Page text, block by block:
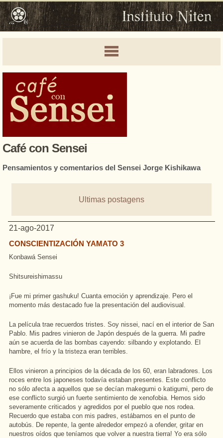
Café con Sensei
Pensamientos y comentarios del Sensei Jorge Kishikawa
Ultimas postagens
21-ago-2017
CONSCIENTIZACIÓN YAMATO 3
Konbawá Sensei
Shitsureishimassu
¡Fue mi primer gashuku! Cuanta emoción y aprendizaje. Pero el
momento más destacado fue la presentación del audiovisual.
La película trae recuerdos tristes. Soy nissei, nací en el interior de San
Pablo. Mis padres vinieron de Japón después de la guerra. Mi padre
aún se acuerda de las bombas cayendo: silbando y explotando. El
hambre, el frío y la tristeza eran terribles.
Ellos vinieron a principios de la década de los 60, eran labradores. Los
roces entre los japoneses todavía estaban presentes. Este conflicto
no sólo afecta a aquellos que se decían makegumi o katigumi, pero de
ese conflicto surgió un fuerte sentimiento de xenofobia. Hemos sido
severamente criticados y agredidos por el pueblo que nos rodea.
Recuerdo que estaba con mis padres, estábamos en el punto de
autobús. De repente, la gente alrededor empezó a ofender, gritar en
nuestros oídos que teníamos que volver a nuestra tierra! Yo era sólo